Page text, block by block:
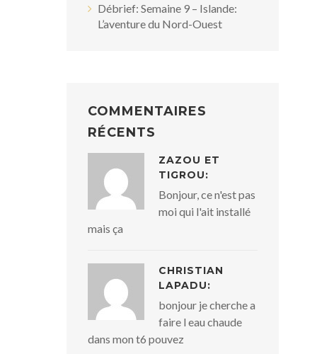
Débrief: Semaine 9 – Islande:
L’aventure du Nord-Ouest
COMMENTAIRES
RÉCENTS
ZAZOU ET
TIGROU:
Bonjour, ce n'est pas
moi qui l'ait installé
mais ça
CHRISTIAN
LAPADU:
bonjour je cherche a
faire l eau chaude
dans mon t6 pouvez